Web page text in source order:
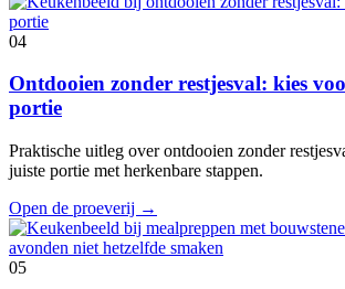
04
Ontdooien zonder restjesval: kies
portie
Praktische uitleg over ontdooien zonder
juiste portie met herkenbare stappen.
Open de proeverij →
05